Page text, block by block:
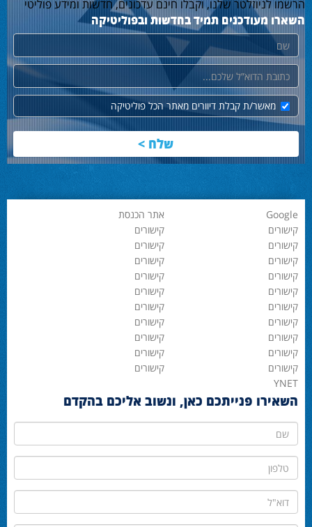
הרשמו לניוזלטר שלנו, וקבלו חינם עדכונים, חדשות ומידע פוליטי
השארו מעודכנים תמיד בחדשות ובפוליטיקה
שם
דוא"ל
מאשר/ת קבלת דיוורים מאתר הכל פוליטיקה
Google אתר הכנסת
YNET
קישורים קישורים
קישורים קישורים
קישורים קישורים
קישורים קישורים
קישורים קישורים
קישורים קישורים
קישורים קישורים
קישורים קישורים
קישורים קישורים
קישורים קישורים
השאירו פנייתכם כאן, ונשוב אליכם בהקדם
שם
טלפון
דוא"ל